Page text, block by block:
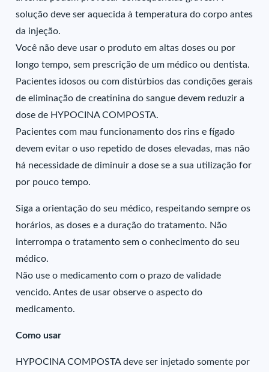
solução deve ser aquecida à temperatura do corpo antes
da injeção.
Você não deve usar o produto em altas doses ou por
longo tempo, sem prescrição de um médico ou dentista.
Pacientes idosos ou com distúrbios das condições gerais
de eliminação de creatinina do sangue devem reduzir a
dose de HYPOCINA COMPOSTA.
Pacientes com mau funcionamento dos rins e fígado
devem evitar o uso repetido de doses elevadas, mas não
há necessidade de diminuir a dose se a sua utilização for
por pouco tempo.
Siga a orientação do seu médico, respeitando sempre os
horários, as doses e a duração do tratamento. Não
interrompa o tratamento sem o conhecimento do seu
médico.
Não use o medicamento com o prazo de validade
vencido. Antes de usar observe o aspecto do
medicamento.
Como usar
HYPOCINA COMPOSTA deve ser injetado somente por